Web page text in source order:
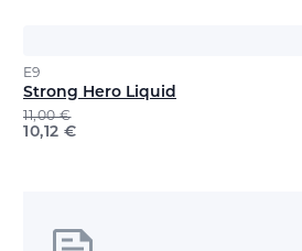
E9
Strong Hero Liquid
11,00€
10,12 €